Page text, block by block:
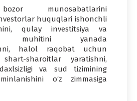
munosabatlarini
huquqlari ishonchli
qulay investitsiya va
muhitini yanada
halol raqobat uchun
sharoitlar yaratishni,
va sud tizimining
o‘z zimmasiga